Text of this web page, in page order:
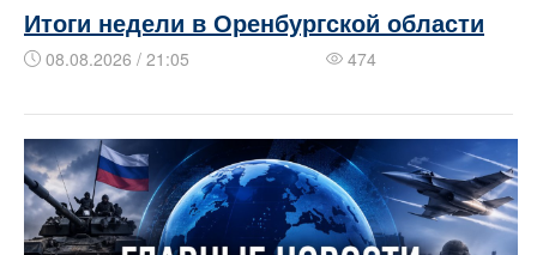
Итоги недели в Оренбургской области
08.08.2026 / 21:05 474